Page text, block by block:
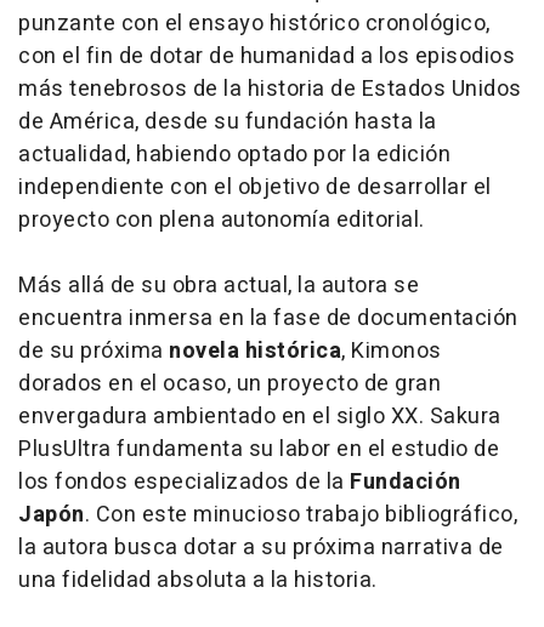
punzante con el ensayo histórico cronológico,
con el fin de dotar de humanidad a los episodios
más tenebrosos de la historia de Estados Unidos
de América, desde su fundación hasta la
actualidad, habiendo optado por la edición
independiente con el objetivo de desarrollar el
proyecto con plena autonomía editorial.
Más allá de su obra actual, la autora se
encuentra inmersa en la fase de documentación
de su próxima novela histórica, Kimonos
dorados en el ocaso, un proyecto de gran
envergadura ambientado en el siglo XX. Sakura
PlusUltra fundamenta su labor en el estudio de
los fondos especializados de la Fundación
Japón. Con este minucioso trabajo bibliográfico,
la autora busca dotar a su próxima narrativa de
una fidelidad absoluta a la historia.